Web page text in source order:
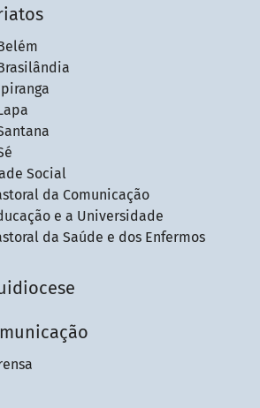
Social
da Comunicação
e a Universidade
da Saúde e dos Enfermos